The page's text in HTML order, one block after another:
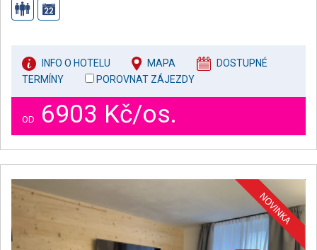
INFO O HOTELU MAPA
DOSTUPNÉ
TERMÍNY
POROVNAT ZÁJEZDY
OD 6903 Kč/os.